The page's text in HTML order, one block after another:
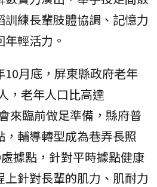
練長輩肢體協調、記憶力
輕活力。
10月底，屏東縣政府老年
，老年人口比高達
來臨前做足準備，縣府普
輔導轉型成為巷弄長照
據點，針對平時據點健康
針對長輩的肌力、肌耐力